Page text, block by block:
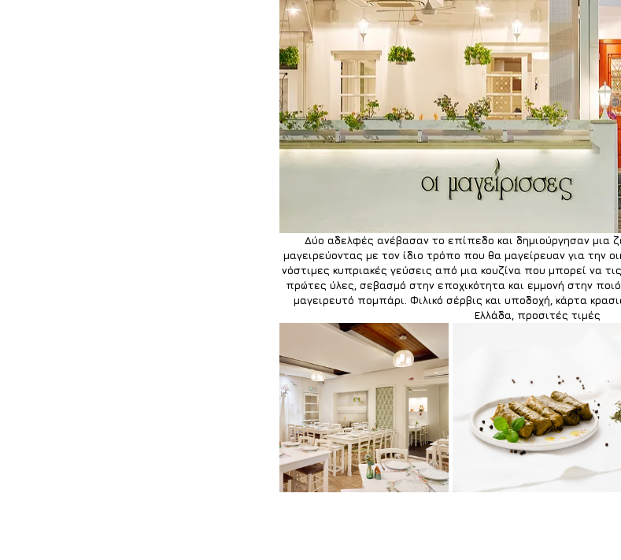
Δύο αδελφές ανέβασαν το επίπεδο και δημιούργησαν μια
μαγειρεύοντας με τον ίδιο τρόπο που θα μαγείρευαν για την
νόστιμες κυπριακές γεύσεις από μια κουζίνα που μπορεί να
πρώτες ύλες, σεβασμό στην εποχικότητα και εμμονή στην
μαγειρευτό πομπάρι. Φιλικό σέρβις και υποδοχή, κάρτα
Ελλάδα, προσιτές τιμές